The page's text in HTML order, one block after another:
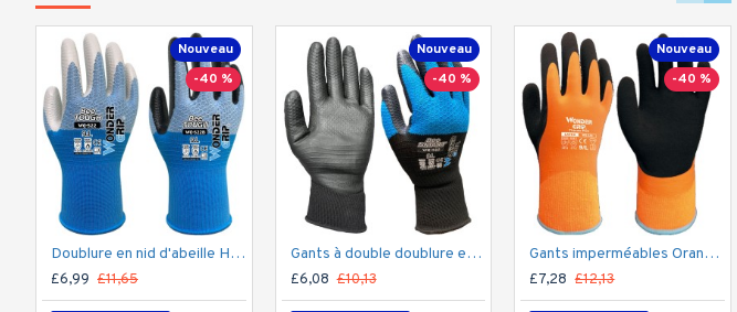
Nouveau
-40 %
Doublure en nid d'abeille Hi Tech, revêtement en nitrile gaufré BeeTough, WG-522B BEE-TOUGH
£6,99 £11,65
Nouveau
-40 %
Gants à double doublure en latex haute densité pour réduire la fatigue, WG-422 BEE-SMART
£6,08 £10,13
Nouveau
-40 %
Gants imperméables Orange Thermo Plus à revêtement intégral en mousse latex, WG338
£7,28 £12,13